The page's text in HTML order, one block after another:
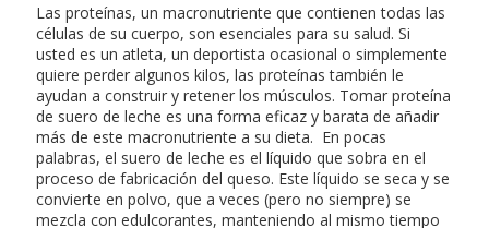
Las proteínas, un macronutriente que contienen todas las
células de su cuerpo, son esenciales para su salud. Si
usted es un atleta, un deportista ocasional o simplemente
quiere perder algunos kilos, las proteínas también le
ayudan a construir y retener los músculos. Tomar proteína
de suero de leche es una forma eficaz y barata de añadir
más de este macronutriente a su dieta. En pocas
palabras, el suero de leche es el líquido que sobra en el
proceso de fabricación del queso. Este líquido se seca y se
convierte en polvo, que a veces (pero no siempre) se
mezcla con edulcorantes, manteniendo al mismo tiempo